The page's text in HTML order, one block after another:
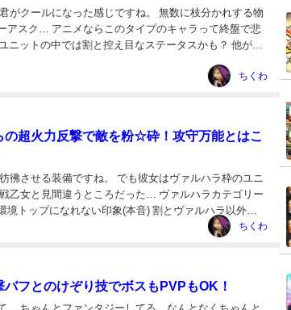
がクールになった感じですね。 無数に枝分かれする物
アスク… アニメならこのタイプのキャラって終盤で悲
ニットの中では割と控え目なステータスかも？ 他が強
ちくわ
超火力反撃で敵を粉☆砕！攻守万能とはこ
彿させる装備ですね。 でも彼女はヴァルハラ枠のユニ
乙女と見間違うところだった… ヴァルハラカテゴリー
トップになれない印象(本音) 割とヴァルハラ以外で
覚醒ユニッ...
ちくわ
フとのけぞり技でボスもPVPもOK！